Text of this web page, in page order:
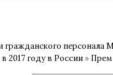
гражданского персонала
2017 году в России »